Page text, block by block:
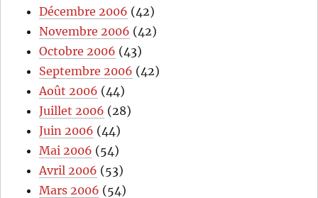
Décembre 2006 (42)
Novembre 2006 (42)
Octobre 2006 (43)
Septembre 2006 (42)
Août 2006 (44)
Juillet 2006 (28)
Juin 2006 (44)
Mai 2006 (54)
Avril 2006 (53)
Mars 2006 (54)